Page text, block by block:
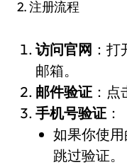
2. 注册流程
访问官网 ：打
邮箱。
邮件验证：点
手机号验证：
如果你使
跳过验证。